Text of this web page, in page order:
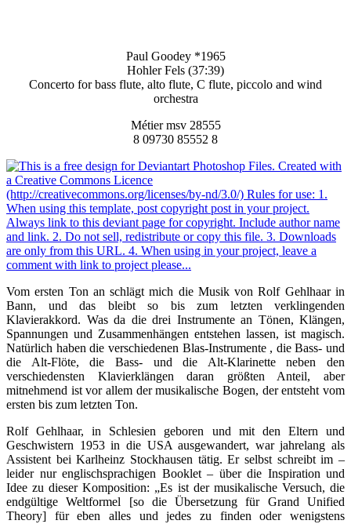
Paul Goodey *1965
Hohler Fels (37:39)
Concerto for bass flute, alto flute, C flute, piccolo and wind
orchestra
Métier msv 28555
8 09730 85552 8
Vom ersten Ton an schlägt mich die Musik von Rolf Gehlhaar in
Bann, und das bleibt so bis zum letzten verklingenden
Klavierakkord. Was da die drei Instrumente an Tönen, Klängen,
Spannungen und Zusammenhängen entstehen lassen, ist magisch.
Natürlich haben die verschiedenen Blas-Instrumente , die Bass- und
die Alt-Flöte, die Bass- und die Alt-Klarinette neben den
verschiedensten Klavierklängen daran größten Anteil, aber
mitnehmend ist vor allem der musikalische Bogen, der entsteht vom
ersten bis zum letzten Ton.
Rolf Gehlhaar, in Schlesien geboren und mit den Eltern und
Geschwistern 1953 in die USA ausgewandert, war jahrelang als
Assistent bei Karlheinz Stockhausen tätig. Er selbst schreibt im –
leider nur englischsprachigen Booklet – über die Inspiration und
Idee zu dieser Komposition: „Es ist der musikalische Versuch, die
endgültige Weltformel [so die Übersetzung für Grand Unified
Theory] für eben alles und jedes zu finden oder wenigstens